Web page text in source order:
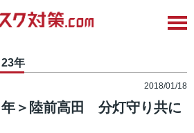
年
2018/01/18
年＞陸前高田 分灯守り共に